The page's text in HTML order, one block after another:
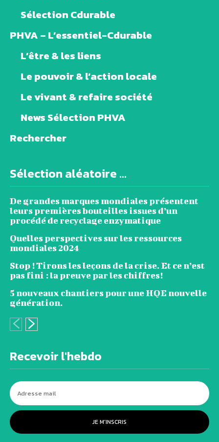
Sélection Cdurable
PHVA – L’essentiel-Cdurable
L’être & les liens
Le pouvoir & l’action locale
Le vivant & refaire société
News Sélection PHVA
Rechercher
Sélection aléatoire ...
De grandes marques mondiales présentent
leurs premières bouteilles issues d’un
procédé de recyclage enzymatique
Quelles perspectives sur les ressources
mondiales 2024
Stop ! Tirons les leçons de la crise. Et ce n’est
pas fini : la preuve par les chiffres!
5 nouveaux chantiers pour une HQE nouvelle
génération.
Recevoir l'hebdo
JE M'INSCRIS